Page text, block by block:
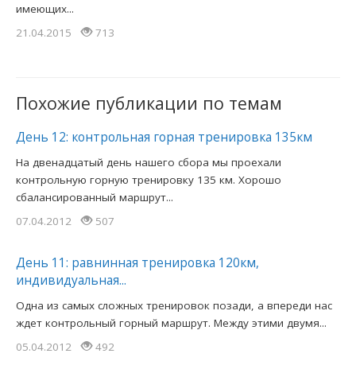
имеющих...
21.04.2015
713
Похожие публикации по темам
День 12: контрольная горная тренировка 135км
На двенадцатый день нашего сбора мы проехали
контрольную горную тренировку 135 км. Хорошо
сбалансированный маршрут...
07.04.2012
507
День 11: равнинная тренировка 120км,
индивидуальная...
Одна из самых сложных тренировок позади, а впереди нас
ждет контрольный горный маршрут. Между этими двумя...
05.04.2012
492